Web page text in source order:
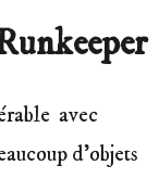
avec
d’objets